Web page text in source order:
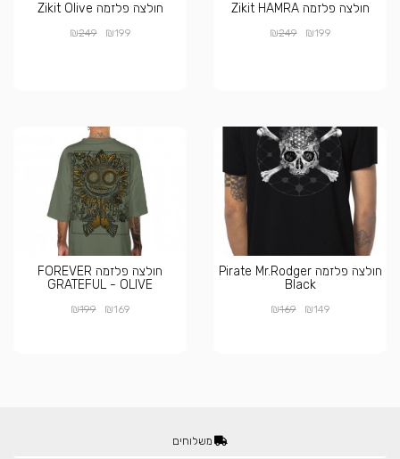
חולצה פלזמה Zikit HAMRA
₪199
₪249
חולצה פלזמה Zikit Olive
₪199
₪249
חולצה פלזמה Pirate Mr.Rodger
Black
₪149
₪169
חולצה פלזמה FOREVER
GRATEFUL - OLIVE
₪169
₪199
משלוחים